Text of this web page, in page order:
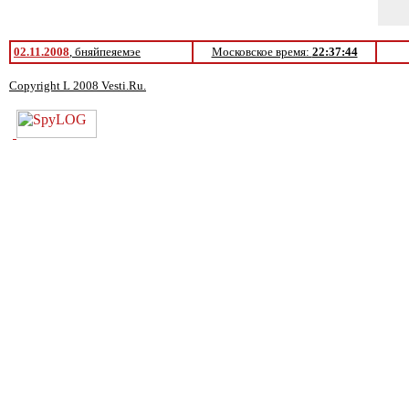
02.11.2008, бняйпеяемэе Московское время: 22:37:44
Copyright L 2008 Vesti.Ru.